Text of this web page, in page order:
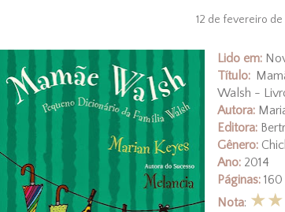
12 de fevereiro de
Lido em:
Título:
Walsh -
Autora:
Editora:
Gênero:
Ano: 2014
Páginas: 160
Nota: